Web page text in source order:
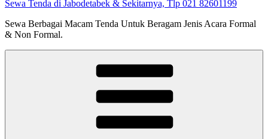
Sewa Tenda di Jabodetabek & Sekitarnya, Tlp 021 82601199
Sewa Berbagai Macam Tenda Untuk Beragam Jenis Acara Formal
& Non Formal.